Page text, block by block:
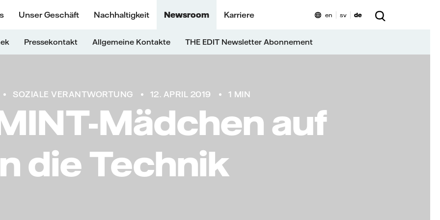
Unser Geschäft Nachhaltigkeit Newsroom Karriere
Pressekontakt Allgemeine Kontakte THE EDIT Newsletter Abonnement
en sv de
SOZIALE VERANTWORTUNG 12. APRIL 2019 1 MIN
Mädchen auf
die Technik